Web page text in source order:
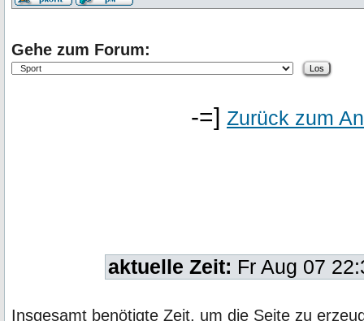
Gehe zum Forum:
-=] Zurück zum
aktuelle Zeit: Fr Aug 07
Insgesamt benötigte Zeit, um die Seite zu